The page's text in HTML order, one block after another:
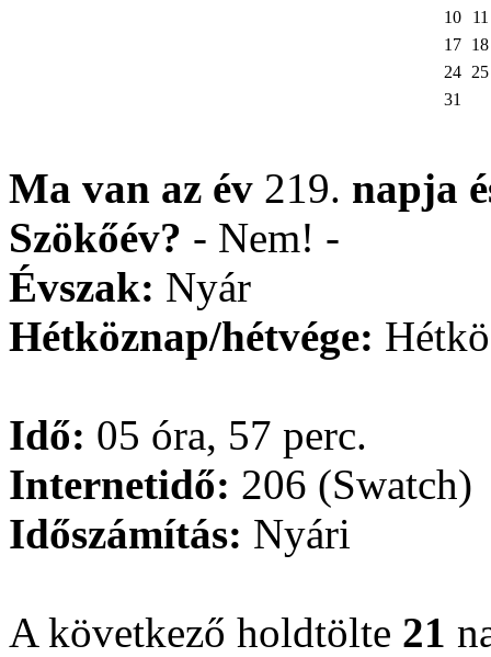
10
11
17 18
24 25
31
Ma van az év 219. napja
Szökőév? - Nem! -
Évszak: Nyár
Hétköznap/hétvége:
Idő: 05 óra, 57 perc.
Internetidő: 206 (Swatch)
Időszámítás: Nyári
A következő holdtölte 21